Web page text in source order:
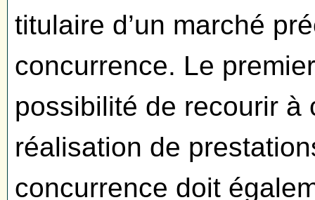
titulaire d’un marché
concurrence. Le
possibilité de recourir à
réalisation de
concurrence doit